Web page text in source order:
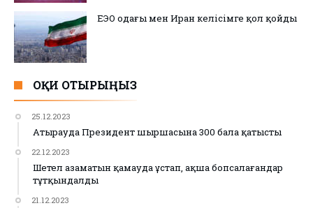
ЕЭО одағы мен Иран келісімге қол қойды
ОҚИ ОТЫРЫҢЫЗ
25.12.2023
Атырауда Президент шыршасына 300 бала қатысты
22.12.2023
Шетел азаматын қамауда ұстап, ақша бопсалағандар
тұтқындалды
21.12.2023